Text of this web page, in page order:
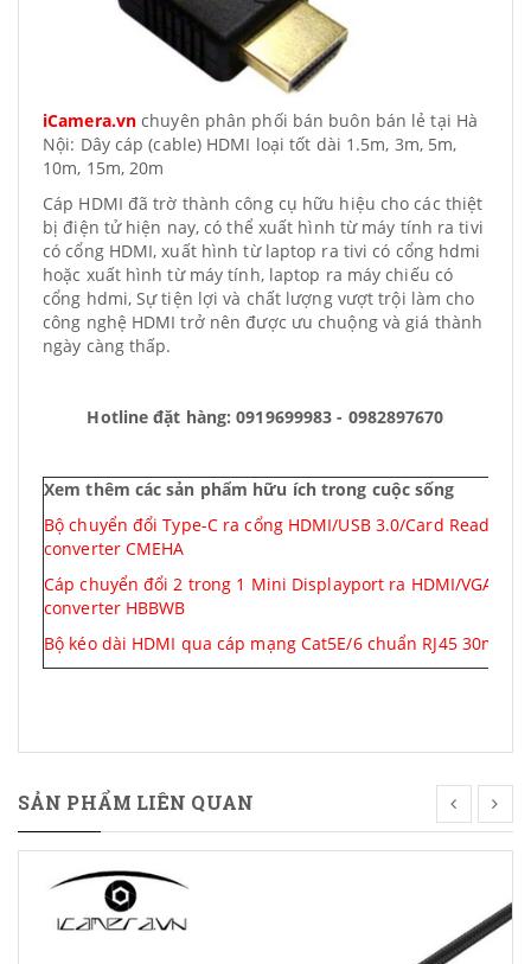
iCamera.vnchuyên phân phối bán buôn bán lẻ tại Hà
Nội: Dây cáp (cable) HDMI loại tốt dài 1.5m, 3m, 5m,
10m, 15m, 20m
Cáp HDMI đã trờ thành công cụ hữu hiệu cho các thiệt
bị điện tử hiện nay, có thể xuất hình từ máy tính ra tivi
có cổng HDMI, xuất hình từ laptop ra tivi có cổng hdmi
hoặc xuất hình từ máy tính, laptop ra máy chiếu có
cổng hdmi, Sự tiện lợi và chất lượng vượt trội làm cho
công nghệ HDMI trở nên được ưu chuộng và giá thành
ngày càng thấp.
Hotline đặt hàng: 0919699983 - 0982897670
Xem thêm các sản phẩm hữu ích trong cuộc sống
Bộ chuyển đổi Type-C ra cổng HDMI/USB 3.0/Card Reader
converter CMEHA
Cáp chuyển đổi 2 trong 1 Mini Displayport ra HDMI/VGA -
converter HBBWB
Bộ kéo dài HDMI qua cáp mạng Cat5E/6 chuẩn RJ45 30m
SẢN PHẨM LIÊN QUAN